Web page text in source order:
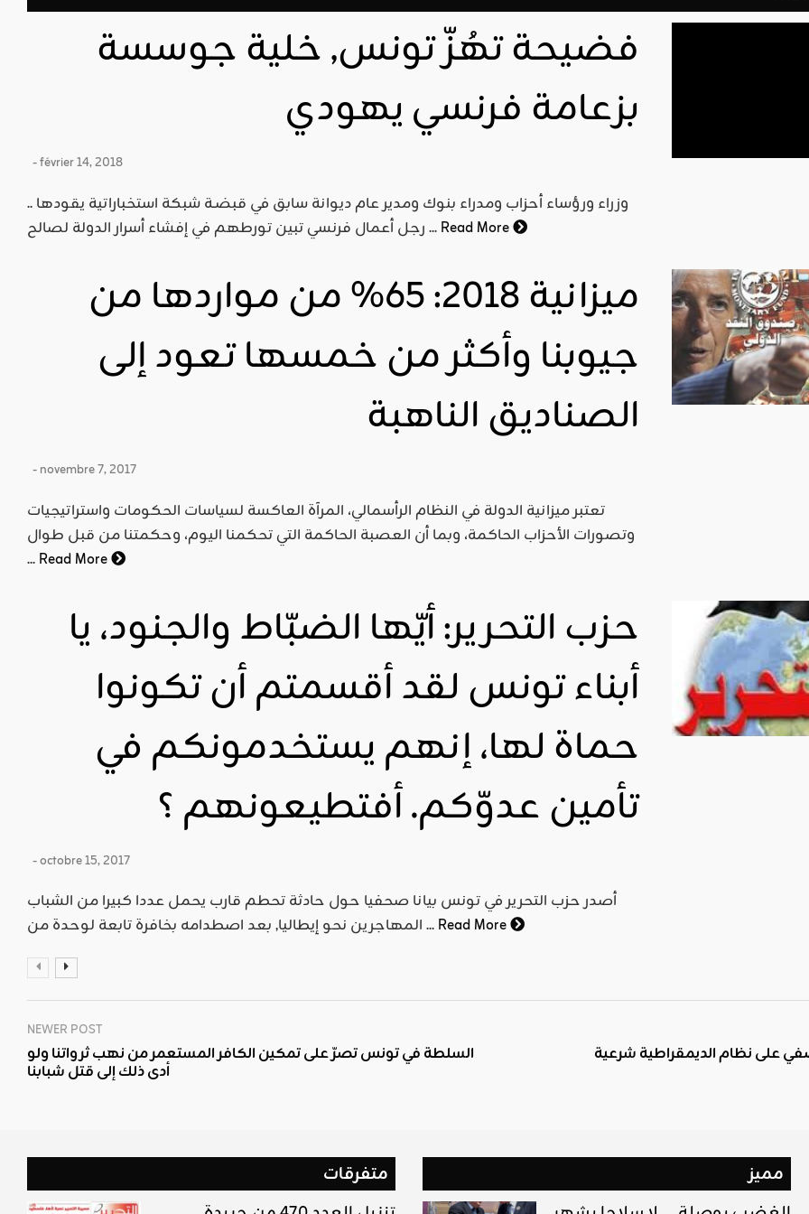
فضيحة تهُزّ تونس, خلية جوسسة
بزعامة فرنسي يهودي
- février 14, 2018
.. وزراء ورؤساء أحزاب ومدراء بنوك ومدير عام ديوانة سابق في قبضـة شبكة استخباراتية يقودها
رجل أعمال فرنسي تبين تورطهم في إفشاء أسرار الدولة لصالح ...Read More
ميزانية 2018: 65% من مواردها من
جيوبنا وأكثر من خمسها تعود إلى
الصناديق الناهبة
- novembre 7, 2017
تعتبر ميزانية الدولة في النظام الرأسمالي، المرآة العاكسة لسياسات الحكومات واستراتيجيات
وتصورات الأحزاب الحاكمة، وبما أن العصبة الحاكمة التي تحكمنا اليوم، وحكمتنا من قبل طوال
...Read More
حزب التحرير: أيّها الضبّاط والجنود، يا
أبناء تونس لقد أقسمتم أن تكونوا
حماة لها، إنهم يستخدمونكم في
تأمين عدوّكم. أفتطيعونهم ؟
- octobre 15, 2017
أصدر حزب التحرير في تونس بيانا صحفيا حول حادثة تحطم قارب يحمل عددا كبيرا من الشباب
المهاجرين نحو إيطاليا, بعد اصطدامه بخافرة تابعة لوحدة من ...Read More
NEWER POST
السلطة في تونس تصرّ على تمكين الكافر المستعمر من نهب ثرواتنا ولو
أدى ذلك إلى قتل شبابنا
يضفي على نظام الديمقراطية شرعية
2026
0
متفرقات
مميز